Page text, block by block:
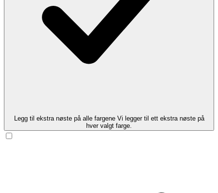
Legg til ekstra nøste på alle fargene Vi legger til ett ekstra nøste på
hver valgt farge.